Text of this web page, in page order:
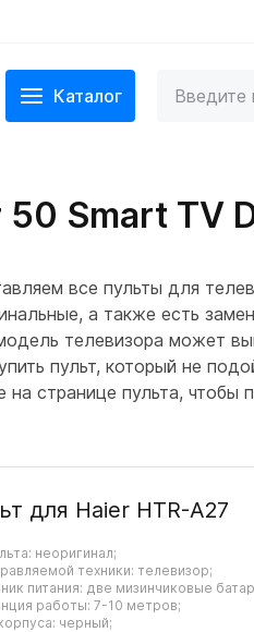
Каталог
Smart TV
все пульты для
а также есть
телевизора может
пульт, который не
на странице пульта,
для Haier HTR-A27
неоригинал;
техники: телевизор;
питания: две мизинчиковые
работы: 7-10 метров;
черный;